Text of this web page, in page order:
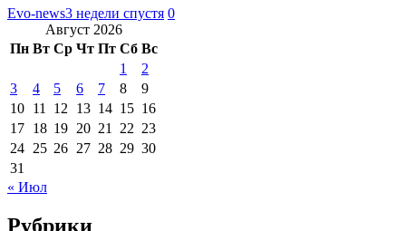
Evo-news3 недели спустя 0
Август 2026
Пн Вт Ср Чт Пт Сб Вс
1
2
3
4 5 6 7 8
9
10 11 12 13 14 15 16
17 18 19 20 21 22 23
24 25 26 27 28 29 30
31
« Июл
Рубрики